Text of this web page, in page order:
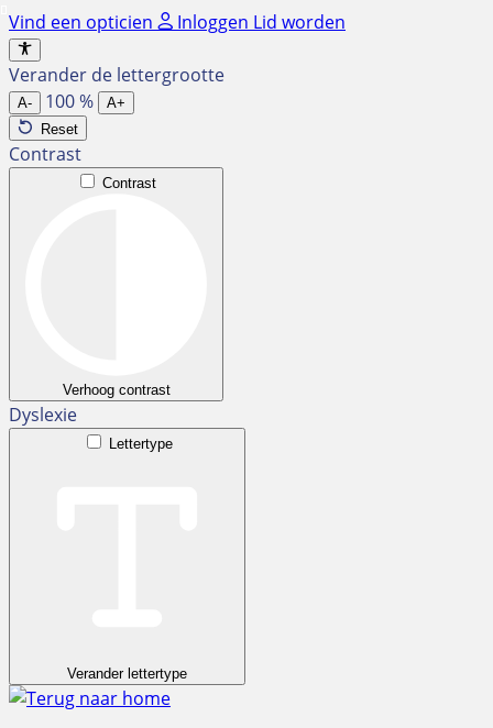
Ga
naar
de
inhoud
Vind een opticien Inloggen Lid worden
Verander de lettergrootte
A- 100%
A+
Reset
Contrast
Contrast
Verhoog contrast
Dyslexie
Lettertype
Verander lettertype